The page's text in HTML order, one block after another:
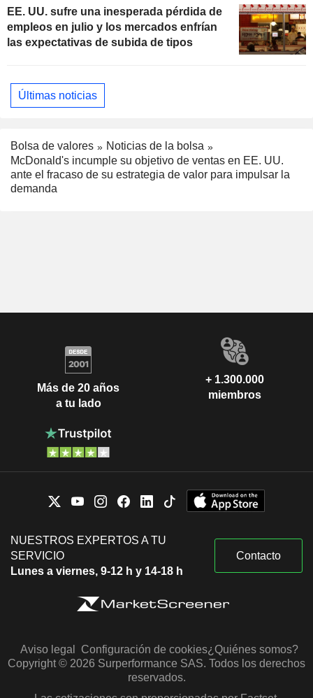
EE. UU. sufre una inesperada pérdida de
empleos en julio y los mercados enfrían
las expectativas de subida de tipos
Últimas noticias
Bolsa de valores
Noticias de la bolsa
McDonald's incumple su objetivo de ventas en EE. UU.
ante el fracaso de su estrategia de valor para impulsar la
demanda
Más de 20 años
a tu lado
+ 1.300.000
miembros
NUESTROS EXPERTOS A TU
SERVICIO
Lunes a viernes, 9-12 h y 14-18 h
Contacto
Aviso legal Configuración de cookies¿Quiénes somos?
Copyright © 2026 Surperformance SAS. Todos los derechos
reservados.